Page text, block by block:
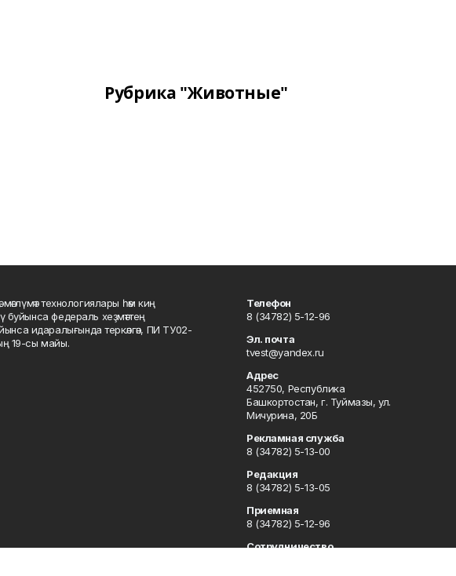
Рубрика "Животные"
технологиялары һәм киң
буйынса федераль хеҙмәттең
идаралығында теркәлгән, ПИ ТУ02-
19-сы майы.
Телефон
8 (34782) 5-12-96
Эл. почта
tvest@yandex.ru
Адрес
452750, Республика
Башкортостан, г. Туймазы, ул.
Мичурина, 20Б
Рекламная служба
8 (34782) 5-13-00
Редакция
8 (34782) 5-13-05
Приемная
8 (34782) 5-12-96
Сотрудничество